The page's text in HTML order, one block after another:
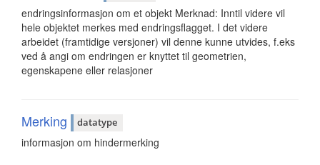
endringsinformasjon om et objekt Merknad: Inntil videre vil
hele objektet merkes med endringsflagget. I det videre
arbeidet (framtidige versjoner) vil denne kunne utvides, f.eks
ved å angi om endringen er knyttet til geometrien,
egenskapene eller relasjoner
Merking datatype
informasjon om hindermerking